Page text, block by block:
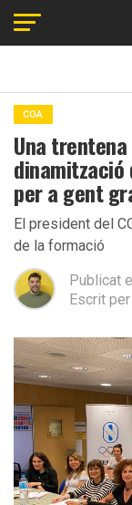
COA
Una
per a gent
El president del
de la formació
Publicat
Escrit per